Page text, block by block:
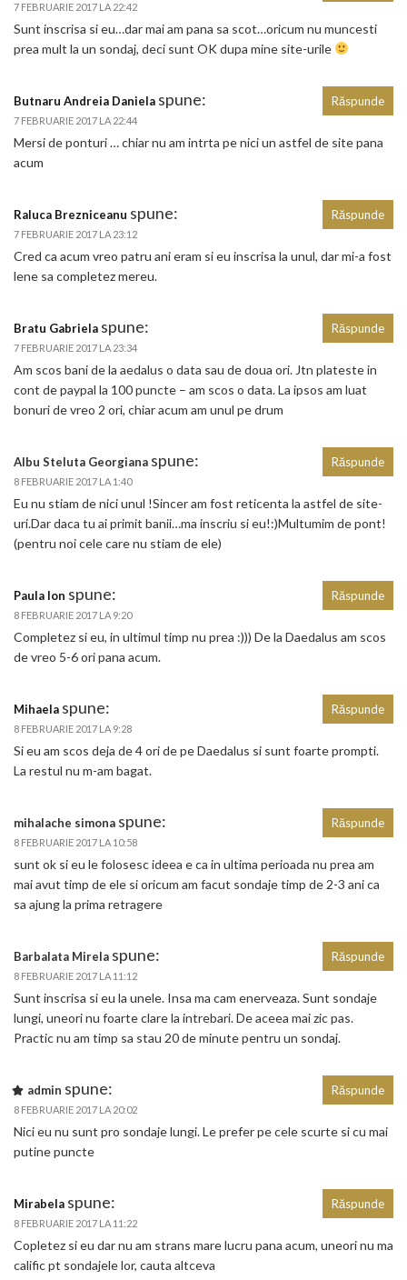
7 FEBRUARIE 2017 LA 22:42
Sunt inscrisa si eu…dar mai am pana sa scot…oricum nu muncesti
prea mult la un sondaj, deci sunt OK dupa mine site-urile
Butnaru Andreia Daniela spune:
7 FEBRUARIE 2017 LA 22:44
Mersi de ponturi … chiar nu am intrta pe nici un astfel de site pana
acum
Răspunde
Raluca Brezniceanu spune:
7 FEBRUARIE 2017 LA 23:12
Cred ca acum vreo patru ani eram si eu inscrisa la unul, dar mi-a fost
lene sa completez mereu.
Răspunde
Bratu Gabriela spune:
7 FEBRUARIE 2017 LA 23:34
Am scos bani de la aedalus o data sau de doua ori. Jtn plateste in
cont de paypal la 100 puncte – am scos o data. La ipsos am luat
bonuri de vreo 2 ori, chiar acum am unul pe drum
Răspunde
Albu Steluta Georgiana spune:
8 FEBRUARIE 2017 LA 1:40
Eu nu stiam de nici unul !Sincer am fost reticenta la astfel de site-
uri.Dar daca tu ai primit banii…ma inscriu si eu!:)Multumim de pont!
(pentru noi cele care nu stiam de ele)
Răspunde
Paula Ion spune:
8 FEBRUARIE 2017 LA 9:20
Completez si eu, in ultimul timp nu prea :))) De la Daedalus am scos
de vreo 5-6 ori pana acum.
Răspunde
Mihaela spune:
8 FEBRUARIE 2017 LA 9:28
Si eu am scos deja de 4 ori de pe Daedalus si sunt foarte prompti.
La restul nu m-am bagat.
Răspunde
mihalache simona spune:
8 FEBRUARIE 2017 LA 10:58
sunt ok si eu le folosesc ideea e ca in ultima perioada nu prea am
mai avut timp de ele si oricum am facut sondaje timp de 2-3 ani ca
sa ajung la prima retragere
Răspunde
Barbalata Mirela spune:
8 FEBRUARIE 2017 LA 11:12
Sunt inscrisa si eu la unele. Insa ma cam enerveaza. Sunt sondaje
lungi, uneori nu foarte clare la intrebari. De aceea mai zic pas.
Practic nu am timp sa stau 20 de minute pentru un sondaj.
Răspunde
admin spune:
8 FEBRUARIE 2017 LA 20:02
Nici eu nu sunt pro sondaje lungi. Le prefer pe cele scurte si cu mai
putine puncte
Răspunde
Mirabela spune:
8 FEBRUARIE 2017 LA 11:22
Copletez si eu dar nu am strans mare lucru pana acum, uneori nu ma
calific pt sondajele lor, cauta altceva
Răspunde